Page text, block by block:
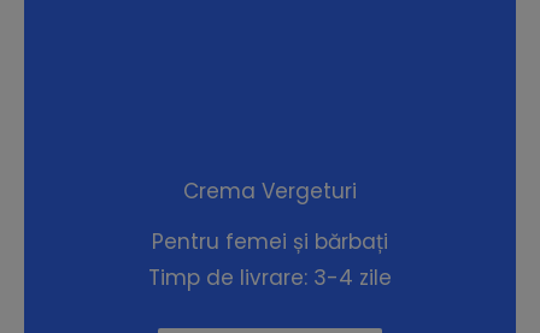
Crema Vergeturi
Pentru femei și bărbați
Timp de livrare: 3-4 zile